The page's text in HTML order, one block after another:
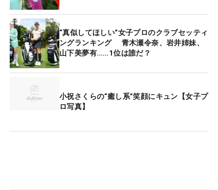
“真似してほしい”女子プロのクラブセッティ
ングランキング 青木瀬令奈、岩井姉妹、
山下美夢有……1位は誰だ？
小祝さくらの“癒し系”笑顔にキュン【女子プ
ロ写真】